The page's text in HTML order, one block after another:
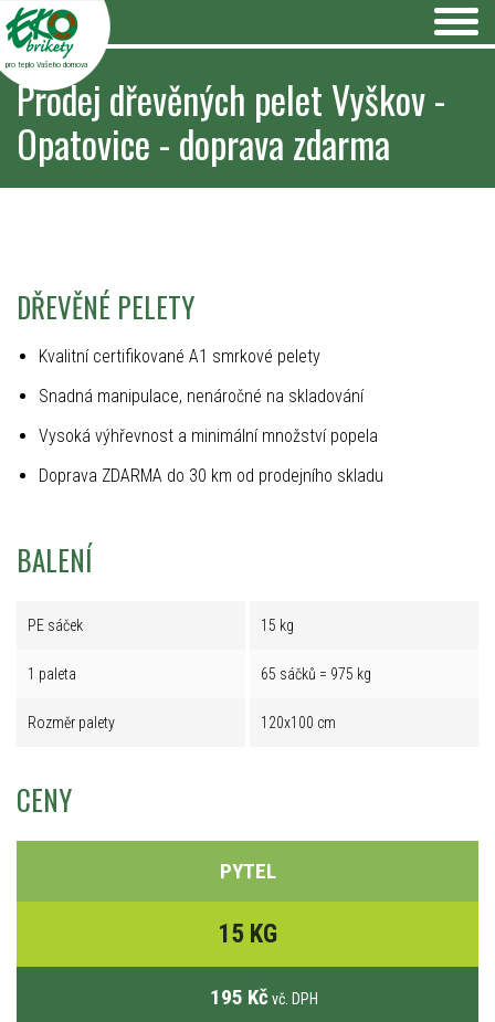
pro teplo Vašeho domova
Prodej dřevěných pelet Vyškov -
Opatovice - doprava zdarma
DŘEVĚNÉ PELETY
Kvalitní certifikované A1 smrkové pelety
Snadná manipulace, nenáročné na skladování
Vysoká výhřevnost a minimální množství popela
Doprava ZDARMA do 30 km od prodejního skladu
BALENÍ
PE sáček 15 kg
1 paleta 65 sáčků = 975 kg
Rozměr palety 120x100 cm
CENY
PYTEL
15 KG
195 Kč vč. DPH